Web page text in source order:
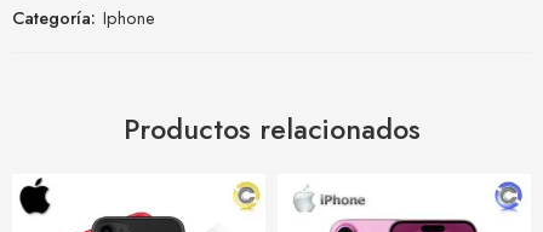
Categoría: Iphone
Productos relacionados